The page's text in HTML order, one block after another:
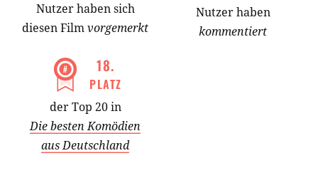
Nutzerhabensich
diesen Filmvorgemerkt
Nutzer haben
kommentiert
18.
PLATZ
der Top 20 in
Die besten Komödien
aus Deutschland